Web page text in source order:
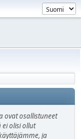
ovat osallistuneet
ei olisi ollut
ja